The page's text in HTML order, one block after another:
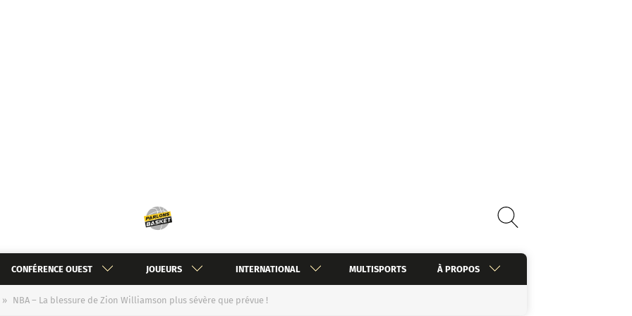
CONFÉRENCE OUEST JOUEURS INTERNATIONAL MULTISPORTS À PROPOS
» NBA – La blessure de Zion Williamson plus sévère que prévue !